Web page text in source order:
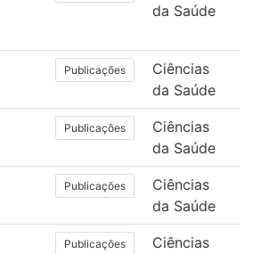
da Saúde
Publicações
Ciências
da Saúde
Publicações
Ciências
da Saúde
Publicações
Ciências
da Saúde
Publicações
Ciências